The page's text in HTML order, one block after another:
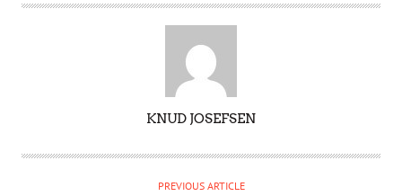
T
KNUD JOSEFSEN
PREVIOUS ARTICLE